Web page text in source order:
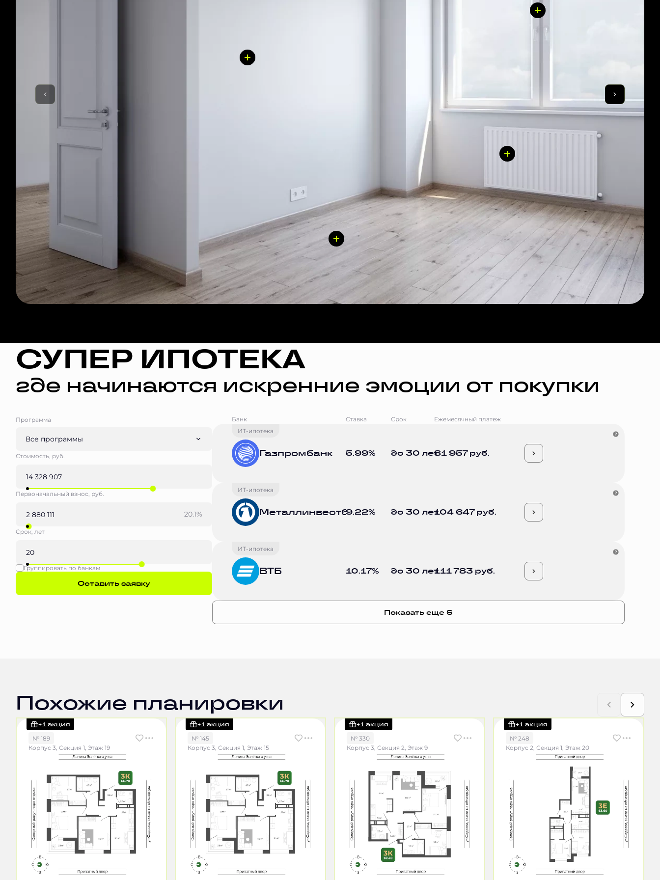
СУПЕР ИПОТЕКА
где начинаются искренние эмоции от покупки
Программа
Все программы
Стоимость, руб.
Первоначальный взнос, руб.
20.1%
Срок, лет
Группировать по банкам
Оставить заявку
Банк Ставка Срок
Ежемесячный платеж
ИТ-ипотека
Газпромбанк 5.99% до 30 лет81 957 руб.
ИТ-ипотека
Металлинвестбанк
9.22% до 30 лет104 647 руб.
ИТ-ипотека
ВТБ 10.17% до 30 лет111 783 руб.
Показать еще 6
Похожие планировки
+1 акция
№ 189
Корпус 3, Секция 1, Этаж 19
+1 акция
№ 145
Корпус 3, Секция 1, Этаж 15
+1 акция
№ 330
Корпус 3, Секция 2, Этаж 9
+1 акция
№ 248
Корпус 2, Секция 1, Этаж 20